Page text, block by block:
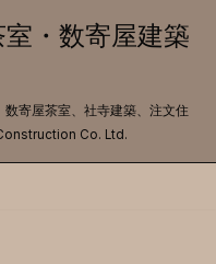
・数寄屋建築
寄屋茶室、社寺建築、注文住
Co. Ltd.